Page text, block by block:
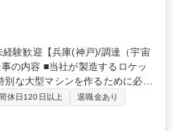
別な大型マシンを作るために必要
い条件で買い渡す調達業務をお
照会、査定、納期管理 ★プロジ
休日120日以上
退職金あり